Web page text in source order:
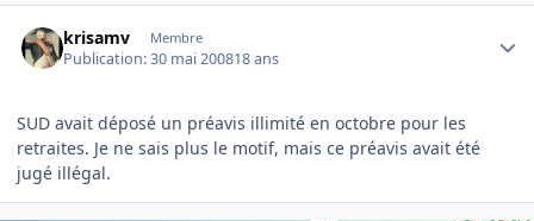
krisamv Membre
Publication:30 mai 200818 ans
SUD avait déposé un préavis illimité en octobre pour les
retraites. Je ne sais plus le motif, mais ce préavis avait été
jugé illégal.